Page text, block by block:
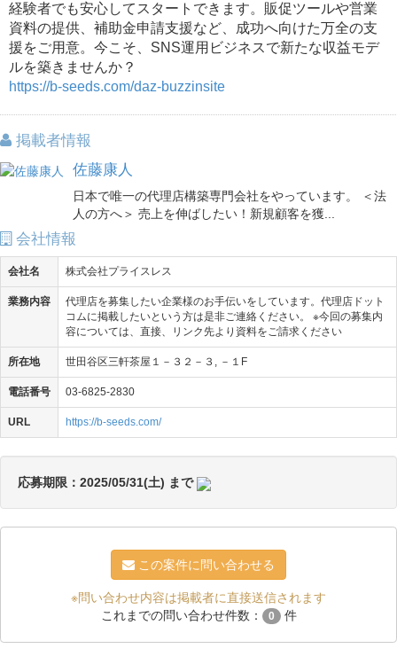
経験者でも安心してスタートできます。販促ツールや営業
資料の提供、補助金申請支援など、成功へ向けた万全の支
援をご用意。今こそ、SNS運用ビジネスで新たな収益モデ
ルを築きませんか？
https://b-seeds.com/daz-buzzinsite
掲載者情報
佐藤康人
日本で唯一の代理店構築専門会社をやっています。 ＜法
人の方へ＞ 売上を伸ばしたい！新規顧客を獲...
会社情報
会社名 株式会社プライスレス
業務内容
代理店を募集したい企業様のお手伝いをしています。代理店ドット
コムに掲載したいという方は是非ご連絡ください。 ※今回の募集内
容については、直接、リンク先より資料をご請求ください
所在地 世田谷区三軒茶屋１－３２－３, －１F
電話番号 03-6825-2830
URL https://b-seeds.com/
応募期限：2025/05/31(土) まで
この案件に問い合わせる
※問い合わせ内容は掲載者に直接送信されます
これまでの問い合わせ件数：
0 件